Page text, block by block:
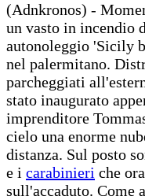
(Adnkronos) -
un vasto in incendio
autonoleggio 'Sicily
nel palermitano.
parcheggiati
stato inaugurato
imprenditore
cielo una enorme
distanza. Sul posto
e i carabinieri che
sull'accaduto. Come